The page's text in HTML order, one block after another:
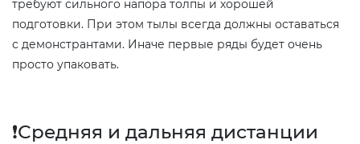
требуют сильного напора толпы и хорошей
подготовки. При этом тылы всегда должны оставаться
с демонстрантами. Иначе первые ряды будет очень
просто упаковать.
❗️Средняя и дальняя дистанции